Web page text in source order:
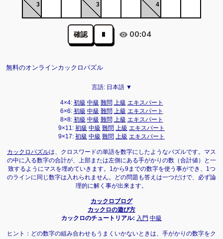
3 3 4
確認 00:04
無料のオンラインカックロパズル
言語: 日本語 ▼
4×4: 初級 中級 難問 上級 エキスパート
6×6: 初級 中級 難問 上級 エキスパート
8×8: 初級 中級 難問 上級 エキスパート
9×11: 初級 中級 難問 上級 エキスパート
9×17: 初級 中級 難問 上級 エキスパート
カックロパズルは、クロスワードの単語を数字にしたようなパズルです。マス
の中に入る数字の合計が、上部または左側にある手がかりの数（合計値）と一
致するようにマスを埋めていきます。1から9までの数字を使う事ができ、1つ
のラインに同じ数字は入れられません。どの問題も答えは一つだけで、必ず論
理的に解く事が出来ます。
カックロブログ
カックロの遊び方
カックロのチュートリアル: 入門 中級
ヒント：どの数字の組み合わせもうまくいかないときは、手がかりの数字をク